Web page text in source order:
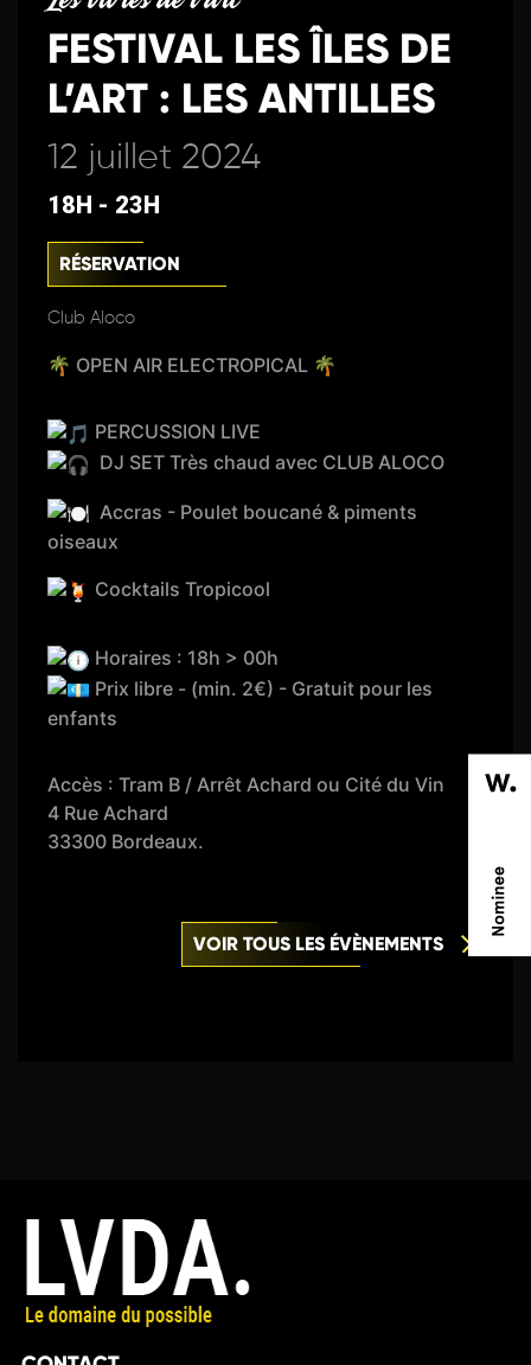
FESTIVAL LES ÎLES DE
L’ART : LES ANTILLES
12 juillet 2024
18H - 23H
RÉSERVATION
Club Aloco
🌴 OPEN AIR ELECTROPICAL 🌴
PERCUSSION LIVE
DJ SET Très chaud avec CLUB ALOCO
Accras - Poulet boucané & piments
oiseaux
Cocktails Tropicool
Horaires : 18h > 00h
Prix libre - (min. 2€) - Gratuit pour les
enfants
Accès : Tram B / Arrêt Achard ou Cité du Vin
4 Rue Achard
33300 Bordeaux.
VOIR TOUS LES ÉVÈNEMENTS